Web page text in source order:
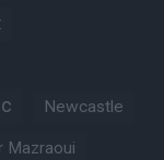
Newcastle
Mazraoui